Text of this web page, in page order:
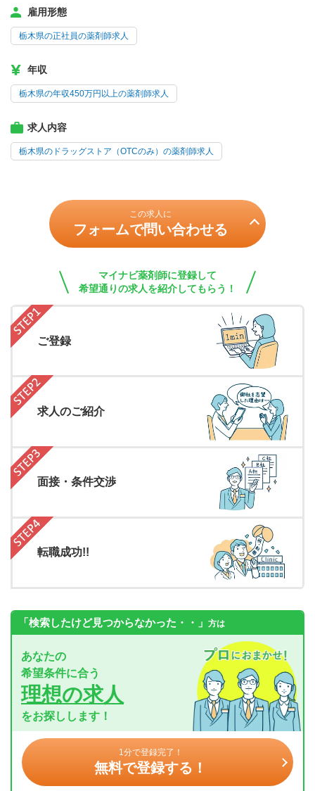
雇用形態
栃木県の正社員の薬剤師求人
年収
栃木県の年収450万円以上の薬剤師求人
求人内容
栃木県のドラッグストア（OTCのみ）の薬剤師求人
この求人に
フォームで問い合わせる
マイナビ薬剤師に登録して
希望通りの求人を紹介してもらう！
ご登録
求人のご紹介
面接・条件交渉
転職成功!!
「検索したけど見つからなかった・・」 方は
あなたの
希望条件に合う
理想の求人
をお探しします！
1分で登録完了！
無料で登録する！